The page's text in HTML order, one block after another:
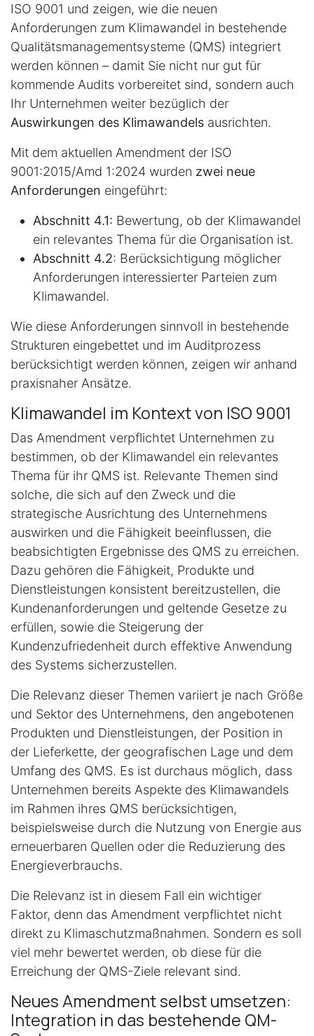
ISO 9001 und zeigen, wie die neuen
Anforderungen zum Klimawandel in bestehende
Qualitätsmanagementsysteme (QMS) integriert
werden können – damit Sie nicht nur gut für
kommende Audits vorbereitet sind, sondern auch
Ihr Unternehmen weiter bezüglich der
Auswirkungen des Klimawandels ausrichten.
Mit dem aktuellen Amendment der ISO
9001:2015/Amd 1:2024 wurden zwei neue
Anforderungen eingeführt:
Abschnitt 4.1: Bewertung, ob der Klimawandel
ein relevantes Thema für die Organisation ist.
Abschnitt 4.2: Berücksichtigung möglicher
Anforderungen interessierter Parteien zum
Klimawandel.
Wie diese Anforderungen sinnvoll in bestehende
Strukturen eingebettet und im Auditprozess
berücksichtigt werden können, zeigen wir anhand
praxisnaher Ansätze.
Klimawandel im Kontext von ISO 9001
Das Amendment verpflichtet Unternehmen zu
bestimmen, ob der Klimawandel ein relevantes
Thema für ihr QMS ist. Relevante Themen sind
solche, die sich auf den Zweck und die
strategische Ausrichtung des Unternehmens
auswirken und die Fähigkeit beeinflussen, die
beabsichtigten Ergebnisse des QMS zu erreichen.
Dazu gehören die Fähigkeit, Produkte und
Dienstleistungen konsistent bereitzustellen, die
Kundenanforderungen und geltende Gesetze zu
erfüllen, sowie die Steigerung der
Kundenzufriedenheit durch effektive Anwendung
des Systems sicherzustellen.
Die Relevanz dieser Themen variiert je nach Größe
und Sektor des Unternehmens, den angebotenen
Produkten und Dienstleistungen, der Position in
der Lieferkette, der geografischen Lage und dem
Umfang des QMS. Es ist durchaus möglich, dass
Unternehmen bereits Aspekte des Klimawandels
im Rahmen ihres QMS berücksichtigen,
beispielsweise durch die Nutzung von Energie aus
erneuerbaren Quellen oder die Reduzierung des
Energieverbrauchs.
Die Relevanz ist in diesem Fall ein wichtiger
Faktor, denn das Amendment verpflichtet nicht
direkt zu Klimaschutzmaßnahmen. Sondern es soll
viel mehr bewertet werden, ob diese für die
Erreichung der QMS-Ziele relevant sind.
Neues Amendment selbst umsetzen:
Integration in das bestehende QM-